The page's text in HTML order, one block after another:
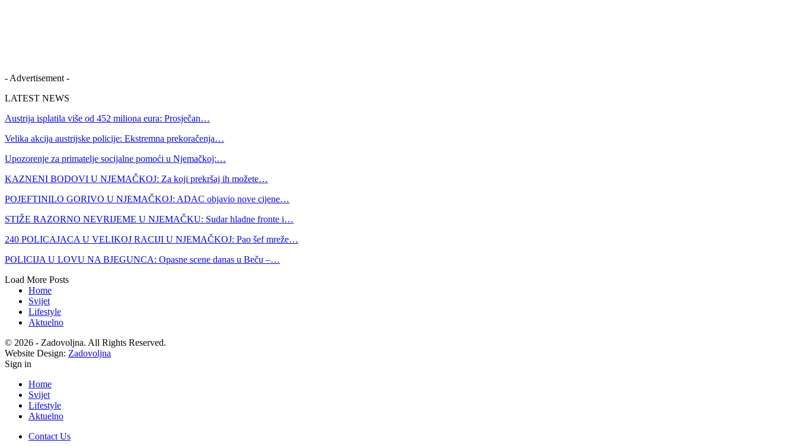
- Advertisement -
LATEST NEWS
Austrija isplatila više od 452 miliona eura: Prosječan…
Velika akcija austrijske policije: Ekstremna prekoračenja…
Upozorenje za primatelje socijalne pomoći u Njemačkoj:…
KAZNENI BODOVI U NJEMAČKOJ: Za koji prekršaj ih možete…
POJEFTINILO GORIVO U NJEMAČKOJ: ADAC objavio nove cijene…
STIŽE RAZORNO NEVRIJEME U NJEMAČKU: Sudar hladne fronte i…
240 POLICAJACA U VELIKOJ RACIJI U NJEMAČKOJ: Pao šef mreže…
POLICIJA U LOVU NA BJEGUNCA: Opasne scene danas u Beču –…
Load More Posts
Home
Svijet
Lifestyle
Aktuelno
© 2026 - Zadovoljna. All Rights Reserved.
Website Design: Zadovoljna
Sign in
Home
Svijet
Lifestyle
Aktuelno
Contact Us